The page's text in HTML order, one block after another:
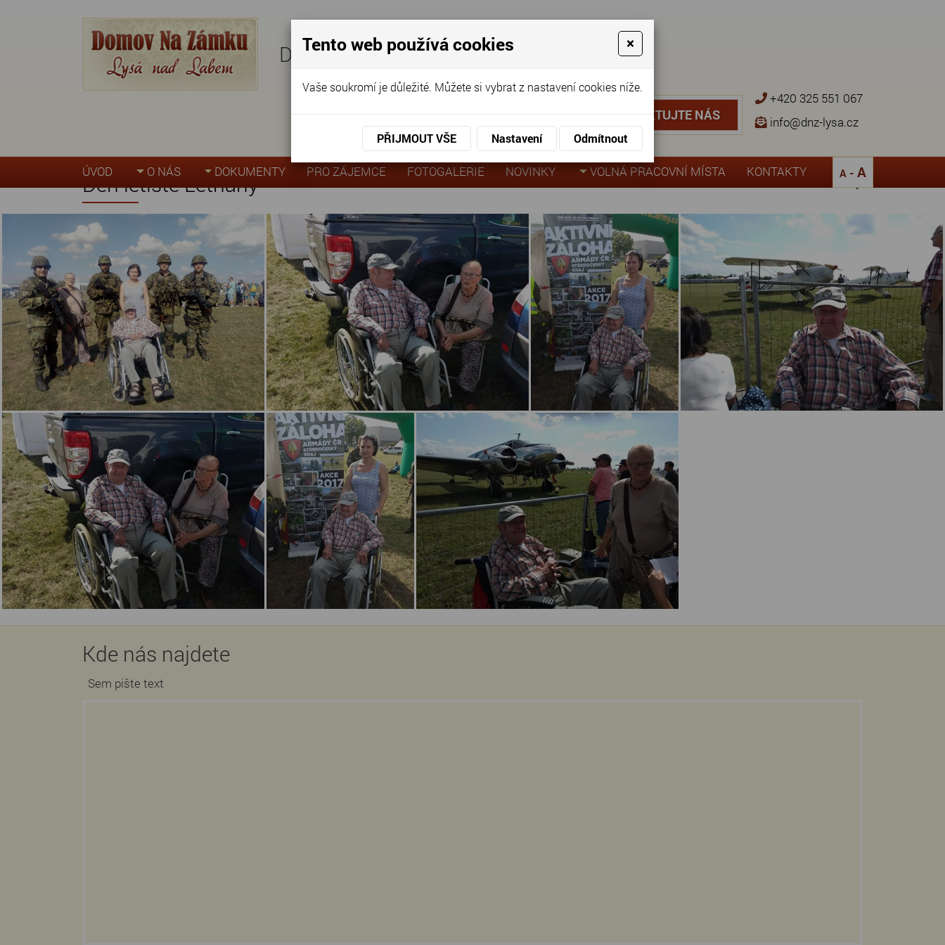
Domov pro seniory
KONTAKTUJTE NÁS
KONTAKTUJTE NÁS
+420 325 551 067
info@dnz-lysa.cz
ÚVOD O NÁS DOKUMENTY PRO ZÁJEMCE FOTOGALERIE NOVINKY VOLNÁ PRACOVNÍ MÍSTA KONTAKTY
¨
A - A
Úvodní stránka » Akce, fotogalerie » Den letiště Letňany
Den letiště Letňany Zpět
Kde nás najdete
Sem pište text
Tento web používá cookies ×
Vaše soukromí je důležité. Můžete si vybrat z nastavení cookies níže.
PŘIJMOUT VŠE Nastavení Odmítnout